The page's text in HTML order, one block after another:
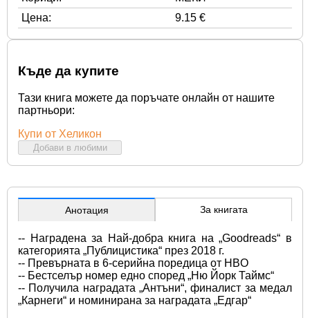
Цена:
9.15 €
Къде да купите
Тази книга можете да поръчате онлайн от нашите
партньори:
Купи от Хеликон
Добави в любими
Анотация За книгата
-- Наградена за Най-добра книга на „Goodreads“ в
категорията „Публицистика“ през 2018 г.
-- Превърната в 6-серийна поредица от HBO
-- Бестселър номер едно според „Ню Йорк Таймс“
-- Получила наградата „Антъни“, финалист за медал
„Карнеги“ и номинирана за наградата „Едгар“